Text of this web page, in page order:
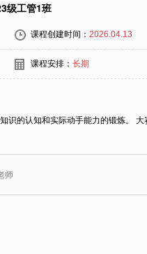
级工管1班
课程创建时间： 2026.04.13
课程安排： 长期
识的认知和实际动手能力的锻炼。
师